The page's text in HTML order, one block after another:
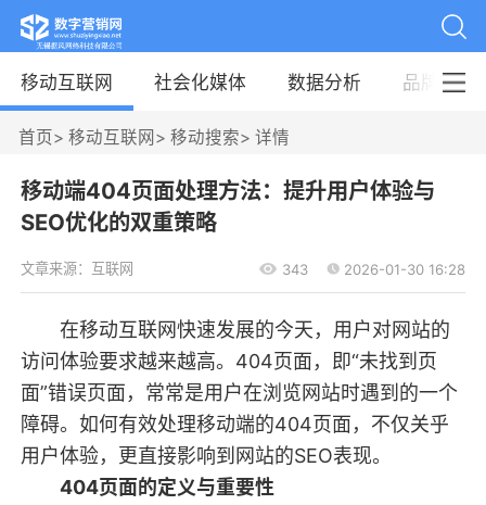
移动互联网 社会化媒体 数据分析 品牌案例
首页> 移动互联网 > 移动搜索> 详情
移动端404页面处理方法：提升用户体验与
SEO优化的双重策略
文章来源：互联网 343 2026-01-30 16:28
在移动互联网快速发展的今天，用户对网站的
访问体验要求越来越高。404页面，即“未找到页
面”错误页面，常常是用户在浏览网站时遇到的一个
障碍。如何有效处理移动端的404页面，不仅关乎
用户体验，更直接影响到网站的SEO表现。
404页面的定义与重要性